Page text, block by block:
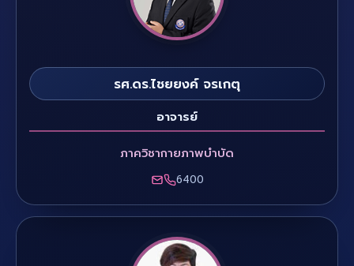
รศ.ดร.ไชยยงค์ จรเกตุ
อาจารย์
ภาควิชากายภาพบำบัด
6400